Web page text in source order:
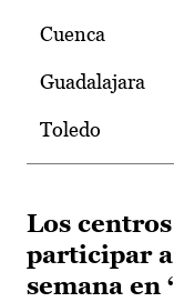
Cuenca
Guadalajara
Toledo
Los
participar
semana en